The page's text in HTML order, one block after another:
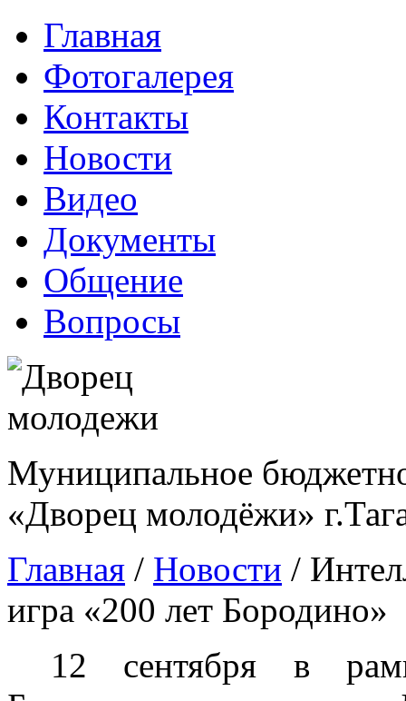
Главная
Фотогалерея
Контакты
Новости
Видео
Документы
Общение
Вопросы
Муниципальное
«Дворец молодёжи»
Главная / Новости /
игра «200 лет Бородино»
12 сентября в